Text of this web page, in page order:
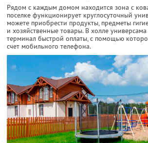
Рядом с каждым домом находится зона с
поселке функционирует круглосуточный
можете приобрести продукты, предметы
и хозяйственные товары. В холле универсама
терминал быстрой оплаты, с помощью
счет мобильного телефона.